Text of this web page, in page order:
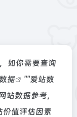
如你需要查询
据 ""爱站数
站数据参考，
价值评估因素